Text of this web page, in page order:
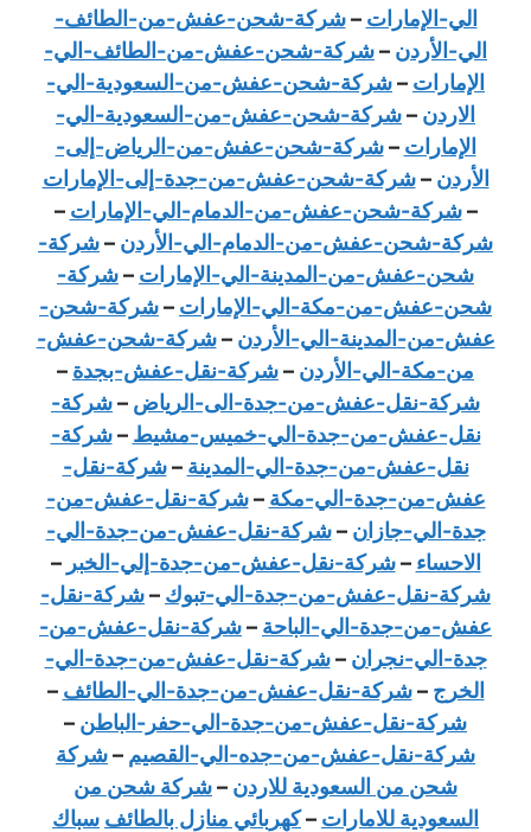
الي-الإمارات–شركة-شحن-عفش-من-الطائف-
الي-الأردن–شركة-شحن-عفش-من-الطائف-الي-
الإمارات–شركة-شحن-عفش-من-السعودية-الي-
الاردن–شركة-شحن-عفش-من-السعودية-الي-
الإمارات–شركة-شحن-عفش-من-الرياض-إلى-
الأردن–شركة-شحن-عفش-من-جدة-إلى-الإمارات
–شركة-شحن-عفش-من-الدمام-الي-الإمارات–
شركة-شحن-عفش-من-الدمام-الي-الأردن–شركة-
شحن-عفش-من-المدينة-الي-الإمارات–شركة-
شحن-عفش-من-مكة-الي-الإمارات–شركة-شحن-
عفش-من-المدينة-الي-الأردن–شركة-شحن-عفش-
من-مكة-الي-الأردن–شركة-نقل-عفش-بجدة–
شركة-نقل-عفش-من-جدة-الى-الرياض–شركة-
نقل-عفش-من-جدة-الي-خميس-مشيط–شركة-
نقل-عفش-من-جدة-الي-المدينة–شركة-نقل-
عفش-من-جدة-الي-مكة–شركة-نقل-عفش-من-
جدة-الي-جازان–شركة-نقل-عفش-من-جدة-الي-
الاحساء–شركة-نقل-عفش-من-جدة-إلي-الخبر –
شركة-نقل-عفش-من-جدة-الي-تبوك–شركة-نقل-
عفش-من-جدة-الي-الباحة–شركة-نقل-عفش-من-
جدة-الي-نجران–شركة-نقل-عفش-من-جدة-الي-
الخرج–شركة-نقل-عفش-من-جدة-الي-الطائف–
شركة-نقل-عفش-من-جدة-الي-حفر-الباطن–
شركة-نقل-عفش-من-جده-الي-القصيم–شركة
شحن من السعودية للاردن–شركة شحن من
السعودية للامارات–كهربائي منازل بالطائف سباك